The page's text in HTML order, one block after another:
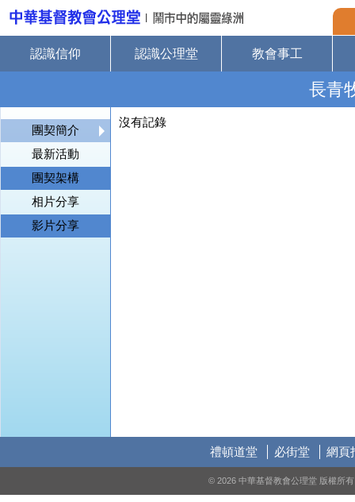
認識信仰 認識公理堂 教會事工
長青
團契簡介
最新活動
團契架構
相片分享
影片分享
沒有記錄
禮頓道堂 必街堂 網頁
© 2026 中華基督教會公理堂 版權所